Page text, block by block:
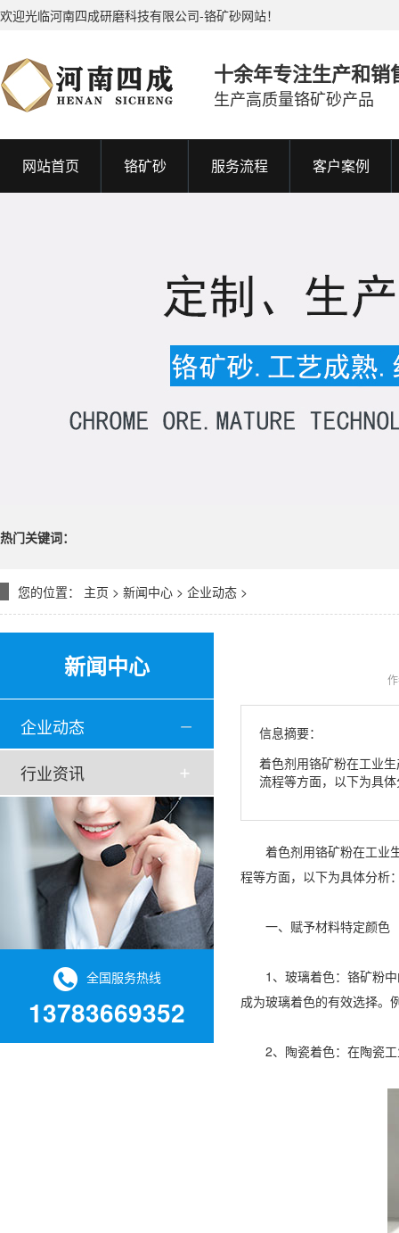
欢迎光临河南四成研磨科技有限公司-铬矿砂网站！
十余年专注生产和销
生产高质量铬矿砂产品
网站首页 铬矿砂 服务流程 客户案例
热门关键词：
您的位置： 主页 > 新闻中心 > 企业动态 >
新闻中心
企业动态
行业资讯
全国服务热线
13783669352
信息摘要：
着色剂用铬矿粉在工业
流程等方面，以下为具
着色剂用铬矿粉在工业生
程等方面，以下为具体分析
一、赋予材料特定颜色
1、玻璃着色：铬矿粉中
成为玻璃着色的有效选择。
2、陶瓷着色：在陶瓷工